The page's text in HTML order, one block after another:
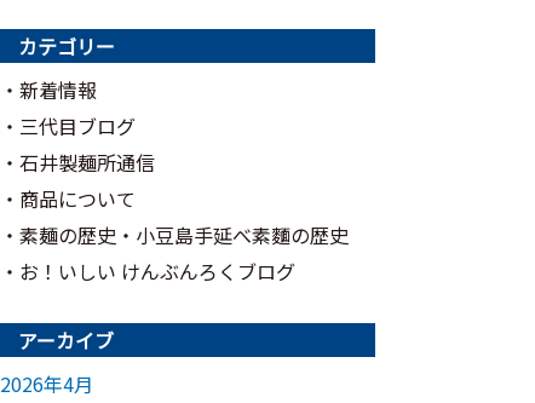
カテゴリー
新着情報
三代目ブログ
石井製麺所通信
商品について
素麺の歴史・小豆島手延べ素麵の歴史
お！いしい けんぶんろくブログ
アーカイブ
2026年4月